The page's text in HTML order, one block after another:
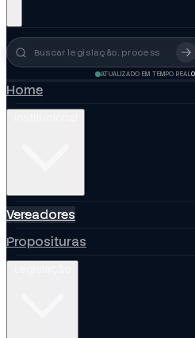
Busca no portal
ATUALIZADO EM TEMPO REAL
Home
Vereadores
Proposituras